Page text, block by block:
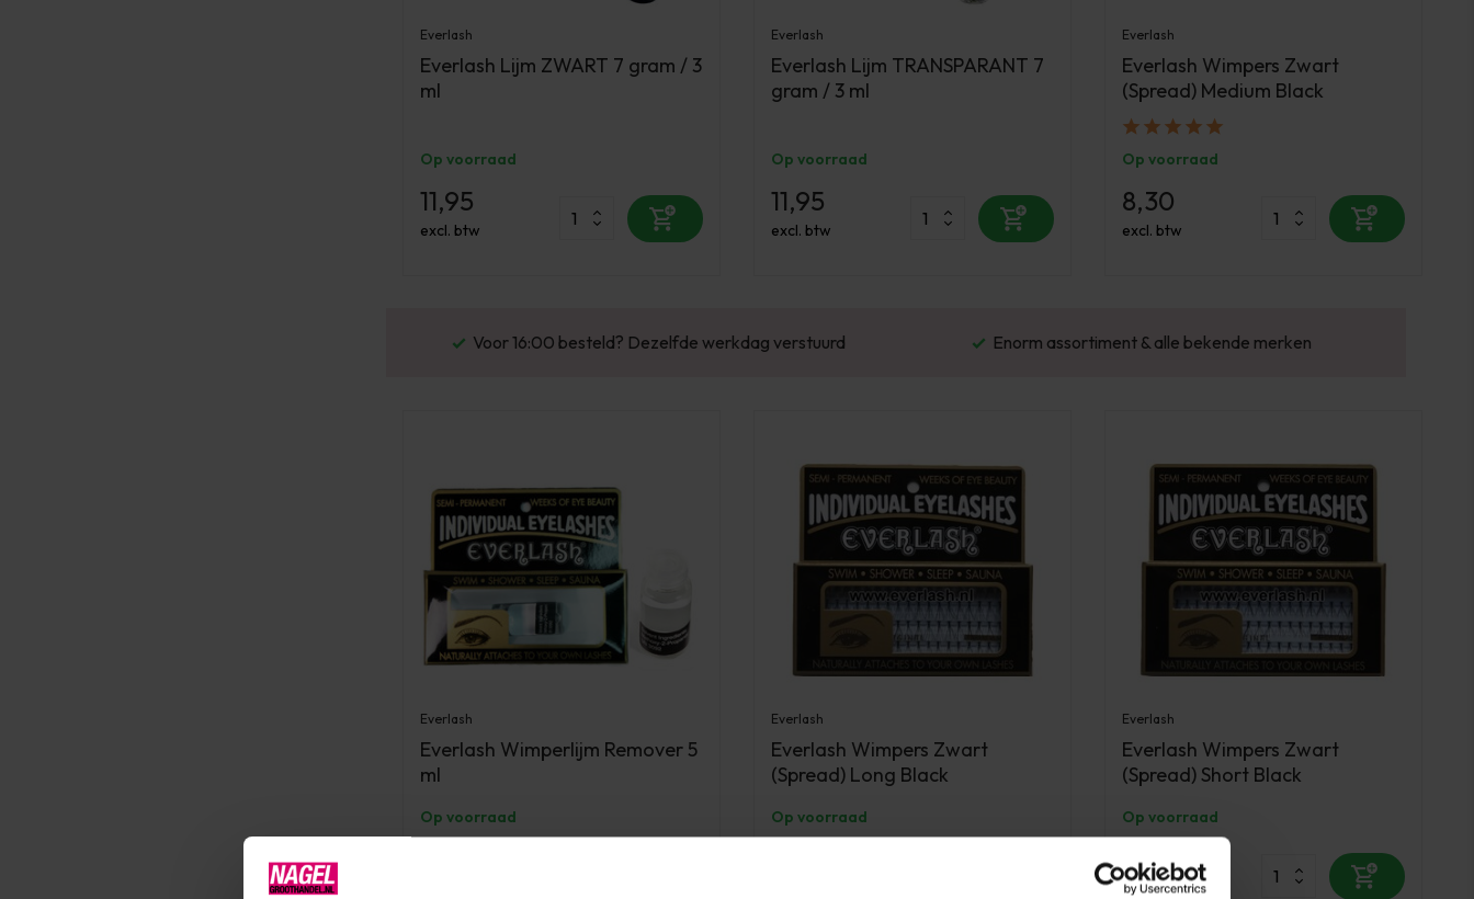
Everlash
Everlash Lijm ZWART 7 gram / 3
ml
Op voorraad
11,95
excl. btw
Everlash
Everlash Lijm TRANSPARANT 7
gram / 3 ml
Op voorraad
11,95
excl. btw
Everlash
Everlash Wimpers Zwart
(Spread) Medium Black
Op voorraad
8,30
excl. btw
Enorm assortiment & alle bekende merken Gratis verzending v.a. €100 excl. BTW
Everlash
Everlash Wimperlijm Remover 5
ml
Op voorraad
Everlash
Everlash Wimpers Zwart
(Spread) Long Black
Op voorraad
Everlash
Everlash Wimpers Zwart
(Spread) Short Black
Op voorraad
8,30
excl. btw